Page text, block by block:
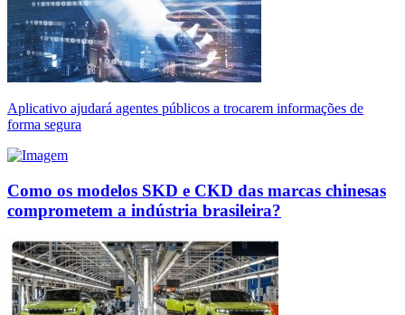
Aplicativo ajudará agentes públicos a trocarem informações de
forma segura
Como os modelos SKD e CKD das marcas chinesas
comprometem a indústria brasileira?